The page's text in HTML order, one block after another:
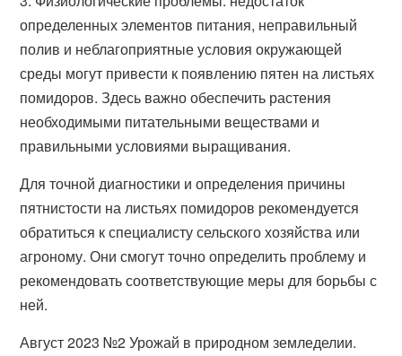
определенных элементов питания, неправильный
полив и неблагоприятные условия окружающей
среды могут привести к появлению пятен на листьях
помидоров. Здесь важно обеспечить растения
необходимыми питательными веществами и
правильными условиями выращивания.
Для точной диагностики и определения причины
пятнистости на листьях помидоров рекомендуется
обратиться к специалисту сельского хозяйства или
агроному. Они смогут точно определить проблему и
рекомендовать соответствующие меры для борьбы с
ней.
Август 2023 №2 Урожай в природном земледелии.